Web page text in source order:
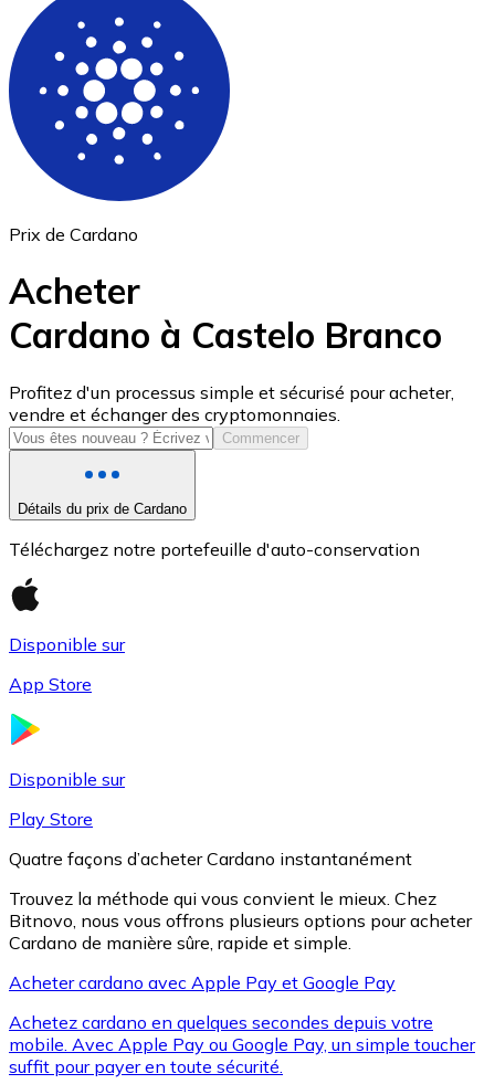
Ethereum
ETH
USD Coin
USDC
XRP
XRP
Prix de Cardano
Acheter
Cardano à Castelo Branco
Profitez d'un processus simple et sécurisé pour acheter,
vendre et échanger des cryptomonnaies.
Commencer
Détails du prix de Cardano
Téléchargez notre portefeuille d'auto-conservation
Disponible sur
App Store
Disponible sur
Play Store
Quatre façons d’acheter Cardano instantanément
Trouvez la méthode qui vous convient le mieux. Chez
Bitnovo, nous vous offrons plusieurs options pour acheter
Cardano de manière sûre, rapide et simple.
Acheter cardano avec Apple Pay et Google Pay
Achetez cardano en quelques secondes depuis votre
mobile. Avec Apple Pay ou Google Pay, un simple toucher
suffit pour payer en toute sécurité.